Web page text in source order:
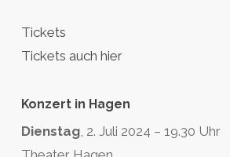
Tickets
Tickets auch hier
Konzert in Hagen
Dienstag, 2. Juli 2024 – 19.30 Uhr